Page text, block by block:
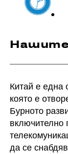
Нашите
Китай е една
която е
Бурното
включително
да се